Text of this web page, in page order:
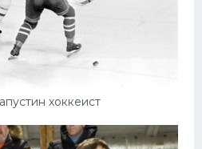
хоккеист